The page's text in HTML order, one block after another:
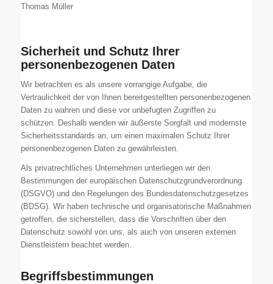
Thomas Müller
Sicherheit und Schutz Ihrer
personenbezogenen Daten
Wir betrachten es als unsere vorrangige Aufgabe, die
Vertraulichkeit der von Ihnen bereitgestellten personenbezogenen
Daten zu wahren und diese vor unbefugten Zugriffen zu
schützen. Deshalb wenden wir äußerste Sorgfalt und modernste
Sicherheitsstandards an, um einen maximalen Schutz Ihrer
personenbezogenen Daten zu gewährleisten.
Als privatrechtliches Unternehmen unterliegen wir den
Bestimmungen der europäischen Datenschutzgrundverordnung
(DSGVO) und den Regelungen des Bundesdatenschutzgesetzes
(BDSG). Wir haben technische und organisatorische Maßnahmen
getroffen, die sicherstellen, dass die Vorschriften über den
Datenschutz sowohl von uns, als auch von unseren externen
Dienstleistern beachtet werden.
Begriffsbestimmungen